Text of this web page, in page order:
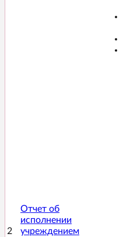
2
Отчет об
исполнении
учреждением